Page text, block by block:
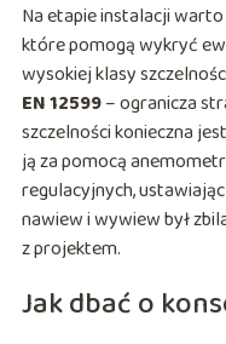
Na etapie instalacji
które pomogą wykryć
wysokiej klasy
EN 12599– ogranicza
szczelności konieczna
ją za pomocą
regulacyjnych,
nawiew i wywiew był
z projektem.
Jak dbać o